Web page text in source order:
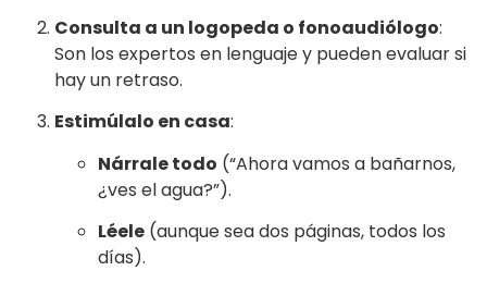
Consulta a un logopeda o fonoaudiólogo:
Son los expertos en lenguaje y pueden evaluar si
hay un retraso.
Estimúlalo en casa:
Nárrale todo (“Ahora vamos a bañarnos,
¿ves el agua?”).
Léele (aunque sea dos páginas, todos los
días).